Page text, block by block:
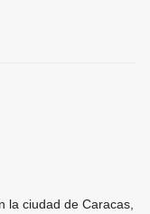
la ciudad de Caracas,